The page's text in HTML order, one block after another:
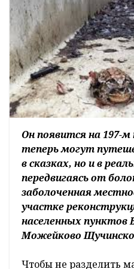
Он появится на 197-
теперь могут
в сказках, но и в
передвигаясь от
заболоченная
участке
населенных пунктов
Можейково
Чтобы не разделить